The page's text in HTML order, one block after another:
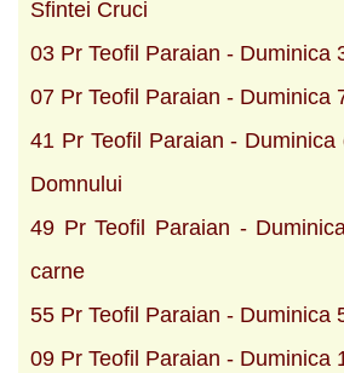
Sfintei Cruci
03 Pr Teofil Paraian - Duminica
07 Pr Teofil Paraian - Duminica
41 Pr Teofil Paraian - Duminica
Domnului
49 Pr Teofil Paraian -
carne
55 Pr Teofil Paraian - Duminica
09 Pr Teofil Paraian - Duminica